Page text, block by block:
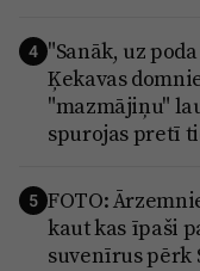
4 "Sanāk, uz
Ķekavas
"mazmājiņu"
spurojas pretī
5 FOTO:
kaut kas īpaši
suvenīrus pērk